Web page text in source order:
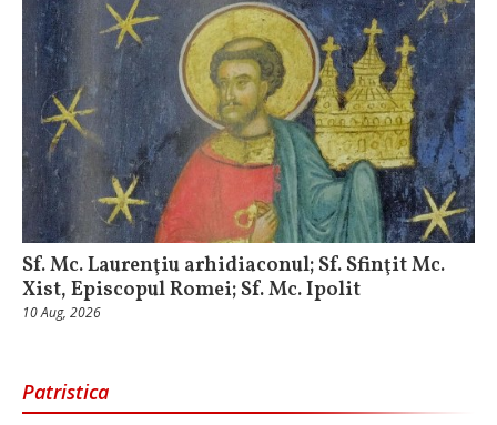
Sf. Mc. Laurenţiu arhidiaconul; Sf. Sfinţit Mc.
Xist, Episcopul Romei; Sf. Mc. Ipolit
10 Aug, 2026
Patristica